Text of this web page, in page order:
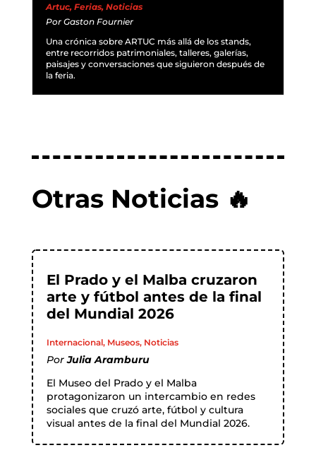
Artuc, Ferias, Noticias
Por Gaston Fournier
Una crónica sobre ARTUC más allá de los stands,
entre recorridos patrimoniales, talleres, galerías,
paisajes y conversaciones que siguieron después de
la feria.
Otras Noticias 🔥
El Prado y el Malba cruzaron
arte y fútbol antes de la final
del Mundial 2026
Internacional, Museos, Noticias
PorJulia Aramburu
El Museo del Prado y el Malba
protagonizaron un intercambio en redes
sociales que cruzó arte, fútbol y cultura
visual antes de la final del Mundial 2026.